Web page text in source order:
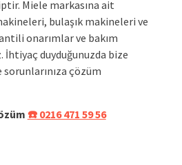
Miele markasına ait
bulaşık makineleri ve
onarımlar ve bakım
duyduğunuzda bize
sorunlarınıza çözüm
☎️ 0216 471 59 56